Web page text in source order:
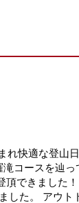
快適な登山日
コースを辿っ
頂できました
した。 アウト